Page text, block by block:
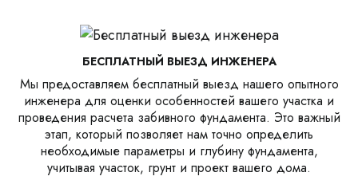
БЕСПЛАТНЫЙ ВЫЕЗД ИНЖЕНЕРА
Мы предоставляем бесплатный выезд нашего опытного
инженера для оценки особенностей вашего участка и
проведения расчета забивного фундамента. Это важный
этап, который позволяет нам точно определить
необходимые параметры и глубину фундамента,
учитывая участок, грунт и проект вашего дома.